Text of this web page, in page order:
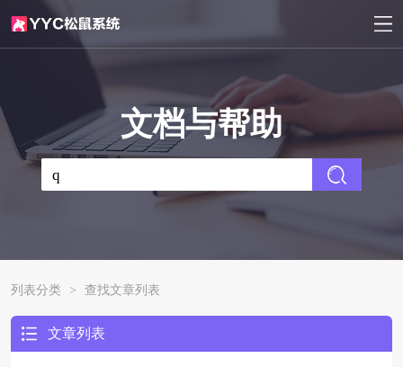
文档与帮助
列表分类 > 查找文章列表
文章列表